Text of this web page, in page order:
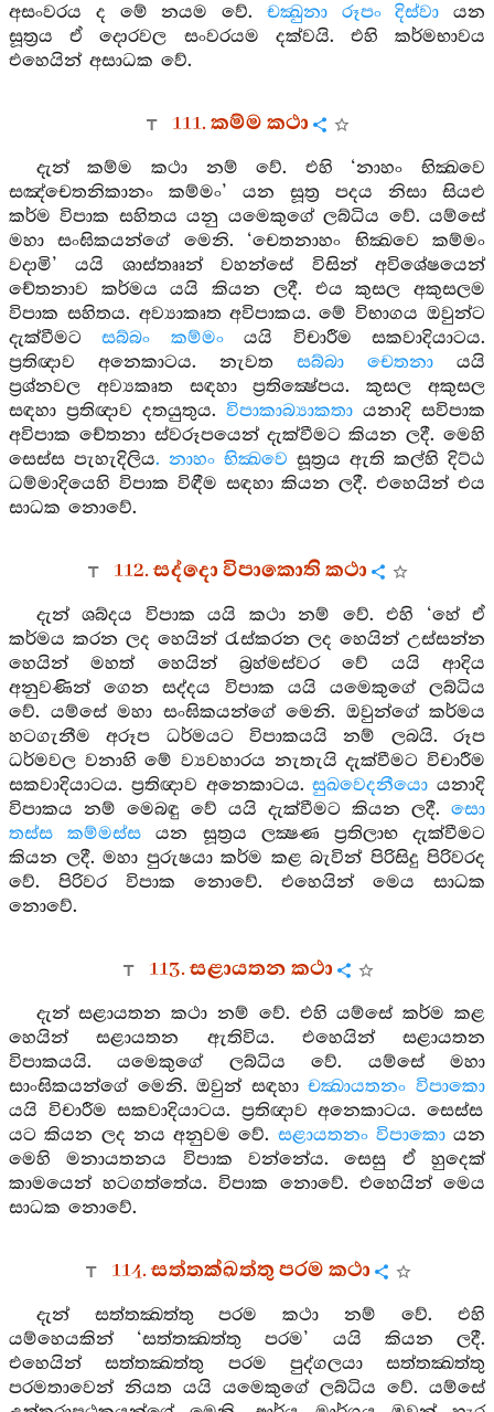
අසංවරය ද මේ නයම වේ. චක්‍ඛුනා රූපං දිස්වා යන
සූත්‍රය ඒ දොරවල සංවරයම දක්වයි. එහි කර්මභාවය
එහෙයින් අසාධක වේ.
111. කම්ම කථා
දැන් කම්ම කථා නම් වේ. එහි ‘නාහං භික්‍ඛවෙ
සඤ්චෙතනිකානං කම්මං’ යන සූත්‍ර පදය නිසා සියළු
කර්ම විපාක සහිතය යනු යමෙකුගේ ලබ්ධිය වේ. යම්සේ
මහා සංඝිකයන්ගේ මෙනි. ‘චෙතනාහං භික්‍ඛවෙ කම්මං
වදාමි’ යයි ශාස්තෲන් වහන්සේ විසින් අවිශේෂයෙන්
චේතනාව කර්මය යයි කියන ලදී. එය කුසල අකුසලම
විපාක සහිතය. අව්‍යාකෘත අවිපාකය. මේ විභාගය ඔවුන්ට
දැක්වීමටසබ්බං කම්මංයයි විචාරීම සකවාදියාටය.
ප්‍රතිඥාව අනෙකාටය. නැවත සබ්බා චෙතනා යයි
ප්‍රශ්නවල අව්‍යකෘත සඳහා ප්‍රතික්‍ෂේපය. කුසල අකුසල
සඳහා ප්‍රතිඥාව දතයුතුය. විපාකාබ්‍යාකතා යනාදි සවිපාක
අවිපාක චේතනා ස්වරූපයෙන් දැක්වීමට කියන ලදී. මෙහි
සෙස්ස පැහැදිලිය. නාහං භික්‍ඛවෙ සූත්‍රය ඇති කල්හි දිට්ඨ
ධම්මාදියෙහි විපාක විඳීම සඳහා කියන ලදී. එහෙයින් එය
සාධක නොවේ.
112. සද්දො විපාකොති කථා
දැන් ශබ්දය විපාක යයි කථා නම් වේ. එහි ‘හේ ඒ
කර්මය කරන ලද හෙයින් රැස්කරන ලද හෙයින් උස්සන්න
හෙයින් මහත් හෙයින් බ්‍රහ්මස්වර වේ යයි ආදිය
අනුවණින් ගෙන සද්දය විපාක යයි යමෙකුගේ ලබ්ධිය
වේ. යම්සේ මහා සංඝිකයන්ගේ මෙනි. ඔවුන්ගේ කර්මය
හටගැනීම අරූප ධර්මයට විපාකයයි නම් ලබයි. රූප
ධර්මවල වනාහි මේ ව්‍යවහාරය නැතැයි දැක්වීමට විචාරීම
සකවාදියාටය. ප්‍රතිඥාව අනෙකාටය.සුඛවෙදනීයො යනාදි
විපාකය නම් මෙබඳු වේ යයි දැක්වීමට කියන ලදී. සො
තස්ස කම්මස්ස යන සූත්‍රය ලක්‍ෂණ ප්‍රතිලාභ දැක්වීමට
කියන ලදී. මහා පුරුෂයා කර්ම කළ බැවින් පිරිසිදු පිරිවරද
වේ. පිරිවර විපාක නොවේ. එහෙයින් මෙය සාධක
නොවේ.
113. සළායතන කථා
දැන් සළායතන කථා නම් වේ. එහි යම්සේ කර්ම කළ
හෙයින් සළායතන ඇතිවිය. එහෙයින් සළායතන
විපාකයයි. යමෙකුගේ ලබ්ධිය වේ. යම්සේ මහා
සාංඝිකයන්ගේ මෙනි. ඔවුන් සඳහාචක්‍ඛායතනං විපාකො
යයි විචාරීම සකවාදියාටය. ප්‍රතිඥාව අනෙකාටය. සෙස්ස
යට කියන ලද නය අනුවම වේ. සළායතනං විපාකොයන
මෙහි මනායතනය විපාක වන්නේය. සෙසු ඒ හුදෙක්
කාමයෙන් හටගත්තේය. විපාක නොවේ. එහෙයින් මෙය
සාධක නොවේ.
114. සත්තක්‍ඛත්තු පරම කථා
දැන් සත්තක්‍ඛත්තු පරම කථා නම් වේ. එහි
යම්හෙයකින් ‘සත්තක්‍ඛත්තු පරම’ යයි කියන ලදී.
එහෙයින් සත්තක්‍ඛත්තු පරම පුද්ගලයා සත්තක්‍ඛත්තු
පරමතාවෙන් නියත යයි යමෙකුගේ ලබ්ධිය වේ. යම්සේ